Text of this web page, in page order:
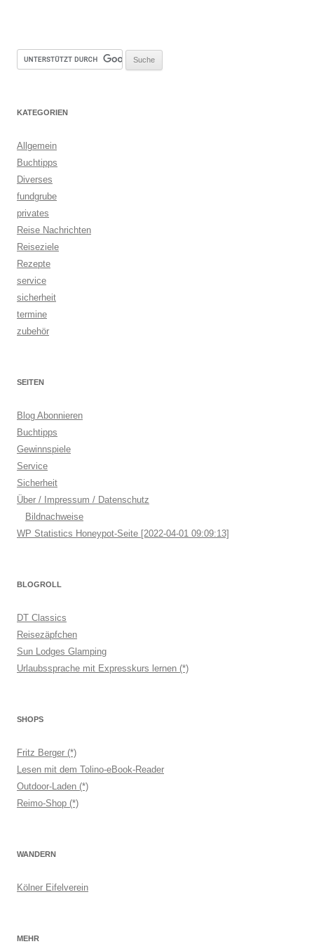
KATEGORIEN
Allgemein
Buchtipps
Diverses
fundgrube
privates
Reise Nachrichten
Reiseziele
Rezepte
service
sicherheit
termine
zubehör
SEITEN
Blog Abonnieren
Buchtipps
Gewinnspiele
Service
Sicherheit
Über / Impressum / Datenschutz
Bildnachweise
WP Statistics Honeypot-Seite [2022-04-01 09:09:13]
BLOGROLL
DT Classics
Reisezäpfchen
Sun Lodges Glamping
Urlaubssprache mit Expresskurs lernen (*)
SHOPS
Fritz Berger (*)
Lesen mit dem Tolino-eBook-Reader
Outdoor-Laden (*)
Reimo-Shop (*)
WANDERN
Kölner Eifelverein
MEHR